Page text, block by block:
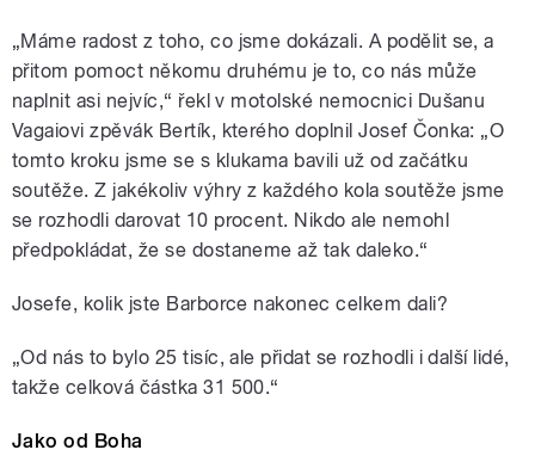
„Máme radost z toho, co jsme dokázali. A podělit se, a
přitom pomoct někomu druhému je to, co nás může
naplnit asi nejvíc,“ řekl v motolské nemocnici Dušanu
Vagaiovi zpěvák Bertík, kterého doplnil Josef Čonka: „O
tomto kroku jsme se s klukama bavili už od začátku
soutěže. Z jakékoliv výhry z každého kola soutěže jsme
se rozhodli darovat 10 procent. Nikdo ale nemohl
předpokládat, že se dostaneme až tak daleko.“
Josefe, kolik jste Barborce nakonec celkem dali?
„Od nás to bylo 25 tisíc, ale přidat se rozhodli i další lidé,
takže celková částka 31 500.“
Jako od Boha